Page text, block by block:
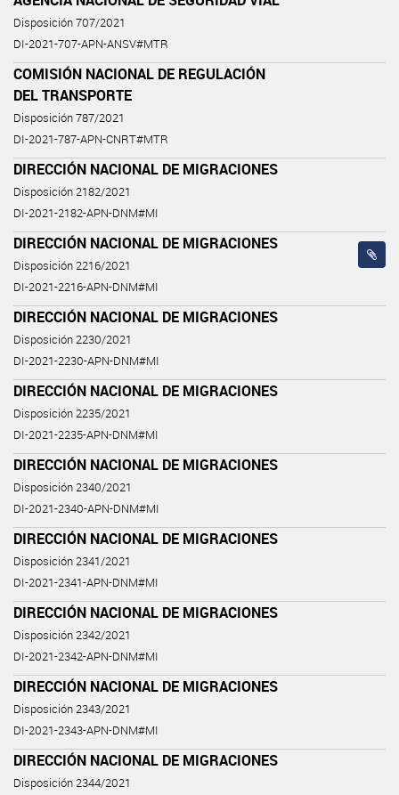
Disposición 707/2021
DI-2021-707-APN-ANSV#MTR
COMISIÓN NACIONAL DE REGULACIÓN
DEL TRANSPORTE
Disposición 787/2021
DI-2021-787-APN-CNRT#MTR
DIRECCIÓN NACIONAL DE MIGRACIONES
Disposición 2182/2021
DI-2021-2182-APN-DNM#MI
DIRECCIÓN NACIONAL DE MIGRACIONES
Disposición 2216/2021
DI-2021-2216-APN-DNM#MI
DIRECCIÓN NACIONAL DE MIGRACIONES
Disposición 2230/2021
DI-2021-2230-APN-DNM#MI
DIRECCIÓN NACIONAL DE MIGRACIONES
Disposición 2235/2021
DI-2021-2235-APN-DNM#MI
DIRECCIÓN NACIONAL DE MIGRACIONES
Disposición 2340/2021
DI-2021-2340-APN-DNM#MI
DIRECCIÓN NACIONAL DE MIGRACIONES
Disposición 2341/2021
DI-2021-2341-APN-DNM#MI
DIRECCIÓN NACIONAL DE MIGRACIONES
Disposición 2342/2021
DI-2021-2342-APN-DNM#MI
DIRECCIÓN NACIONAL DE MIGRACIONES
Disposición 2343/2021
DI-2021-2343-APN-DNM#MI
DIRECCIÓN NACIONAL DE MIGRACIONES
Disposición 2344/2021